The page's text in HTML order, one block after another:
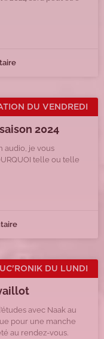
DU VENDREDI
2024
audio, je vous
telle ou telle
DU LUNDI
avec Naak au
pour une manche
au rendez-vous.